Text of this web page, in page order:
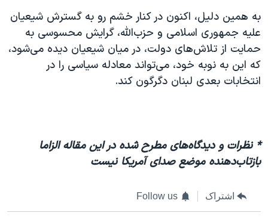
به همین دلیل، اکنون در کنار خشم رو به گسترش شیعیان
علیه جمهوری اسلامی و حزب‌الله، گرایش محسوسی به
حمایت از تلاش‌های دولت، در میان شیعیان دیده می‌شود،
که این به نوبه خود، می‌تواند معادله سیاسی را در
انتخابات بعدی لبنان دگرگون کند.
* نظرات و دیدگاه‌های مطرح شده در این مقاله الزاما
بازتاب‌دهنده موضع صدای آمریکا نیست
اشتراک Follow us